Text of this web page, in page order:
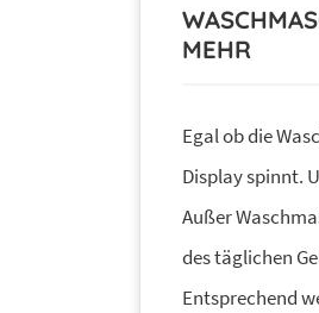
MEHR
Egal ob die
Display spinnt.
Außer
des täglichen
Entsprechend